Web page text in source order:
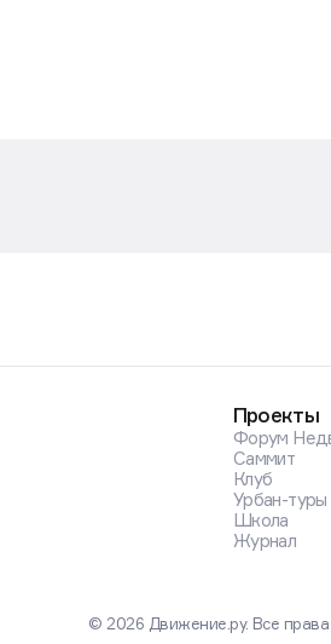
Проекты
Форум
Саммит
Клуб
Урбан-туры
Школа
Журнал
© 2026 Движение.ру. Все